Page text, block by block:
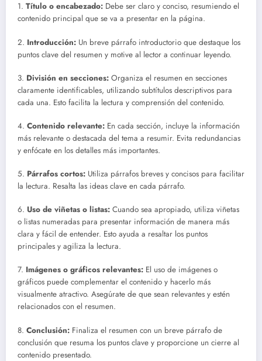
1. Título o encabezado: Debe ser claro y conciso, resumiendo el
contenido principal que se va a presentar en la página.
2. Introducción: Un breve párrafo introductorio que destaque los
puntos clave del resumen y motive al lector a continuar leyendo.
3. División en secciones: Organiza el resumen en secciones
claramente identificables, utilizando subtítulos descriptivos para
cada una. Esto facilita la lectura y comprensión del contenido.
4. Contenido relevante: En cada sección, incluye la información
más relevante o destacada del tema a resumir. Evita redundancias
y enfócate en los detalles más importantes.
5. Párrafos cortos: Utiliza párrafos breves y concisos para facilitar
la lectura. Resalta las ideas clave en cada párrafo.
6. Uso de viñetas o listas: Cuando sea apropiado, utiliza viñetas
o listas numeradas para presentar información de manera más
clara y fácil de entender. Esto ayuda a resaltar los puntos
principales y agiliza la lectura.
7. Imágenes o gráficos relevantes: El uso de imágenes o
gráficos puede complementar el contenido y hacerlo más
visualmente atractivo. Asegúrate de que sean relevantes y estén
relacionados con el resumen.
8. Conclusión: Finaliza el resumen con un breve párrafo de
conclusión que resuma los puntos clave y proporcione un cierre al
contenido presentado.